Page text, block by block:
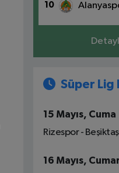
10
Süper Lig
15 Mayıs, Cuma
Rizespor - Beşiktaş
16 Mayıs,